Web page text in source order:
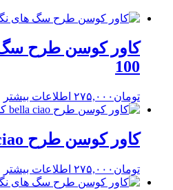
کاور کوسن طرح سگ
100
تومان ۲۷۵,۰۰۰ اطلاعات بیشتر
کاور کوسن طرح bella ciao کد 30
تومان ۲۷۵,۰۰۰ اطلاعات بیشتر